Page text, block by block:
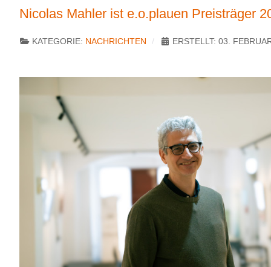
Nicolas Mahler ist e.o.plauen Preisträger
KATEGORIE: NACHRICHTEN ERSTELLT: 03.